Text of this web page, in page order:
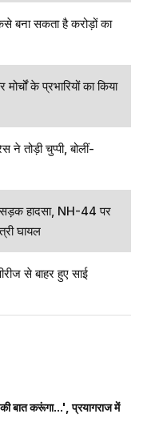
बना सकता है करोड़ों का
के प्रभारियों का किया
तोड़ी चुप्पी, बोलीं-
सड़क हादसा, NH-44 पर
घायल
से बाहर हुए साई
बात करूंगा...', प्रयागराज में